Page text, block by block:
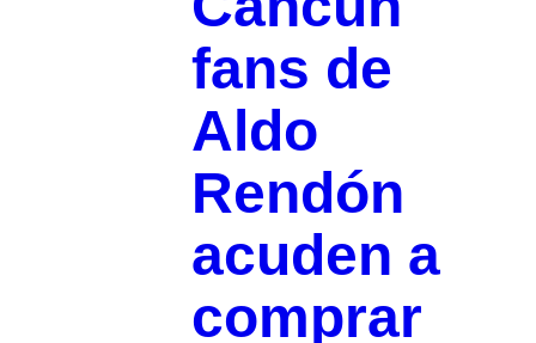
fans de
Aldo
Rendón
acuden a
comprar